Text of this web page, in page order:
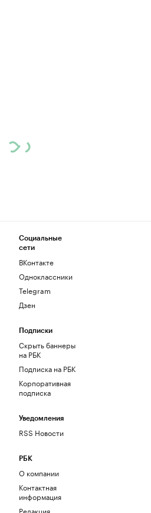
Социальные
сети
ВКонтакте
Одноклассники
Telegram
Дзен
Подписки
Скрыть баннеры
на РБК
Подписка на РБК
Корпоративная
подписка
Уведомления
RSS Новости
РБК
О компании
Контактная
информация
Редакция